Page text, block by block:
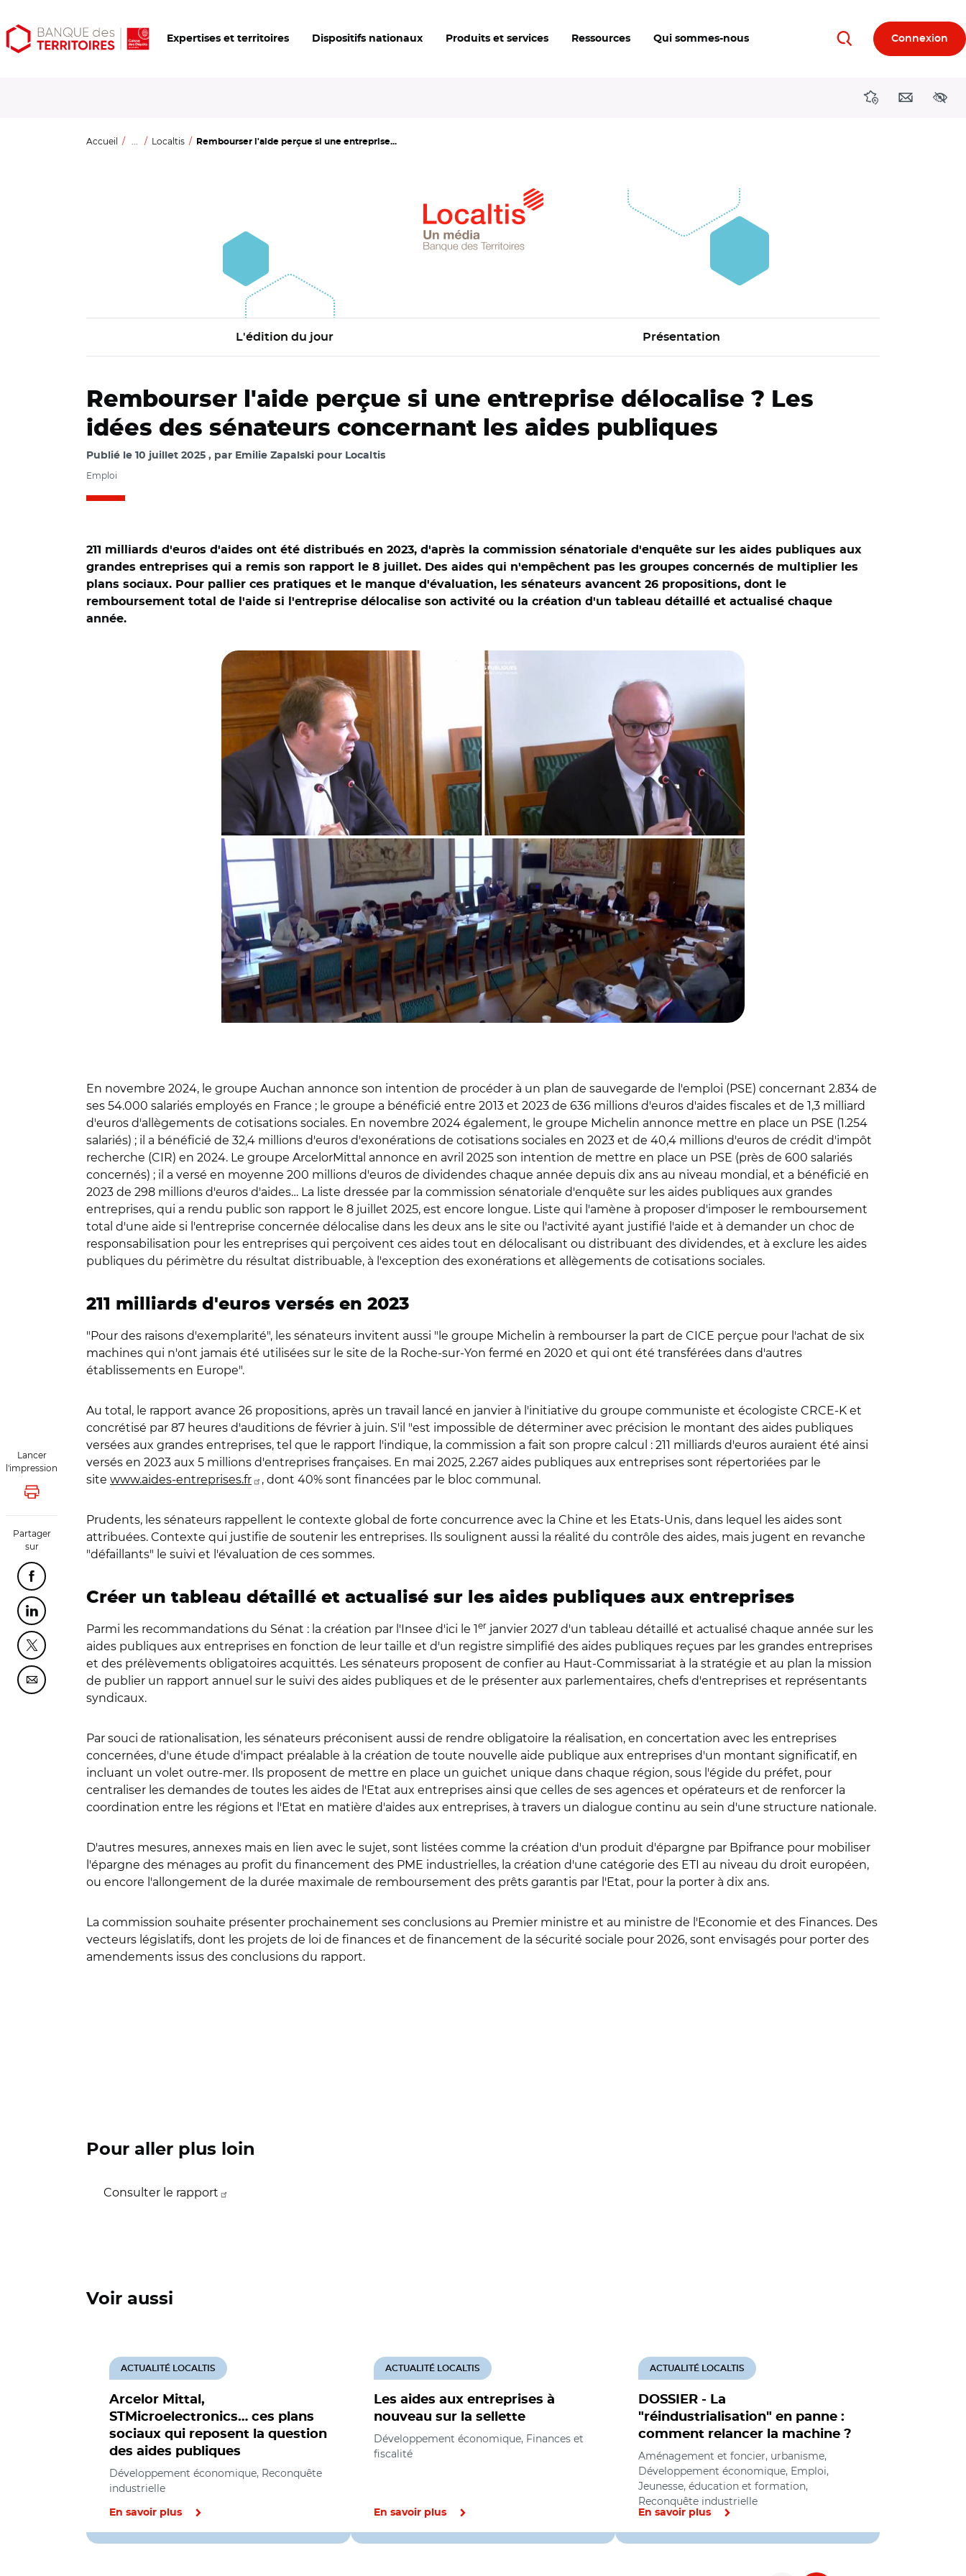
Aller
au
Aller
au
Ouvrir
les
Expertises et territoires Dispositifs nationaux Produits et services Ressources Qui sommes-nous RechercherConnexion
DirectionsContact
Accueil ... Localtis Rembourser l'aide perçue si une entreprise...
L'édition du jour Présentation
Lancer
l'impression
Lancer l'impression
Partager
sur
Partager cette page sur Facebook
Partager cette page sur Linkedin
Partager cette page sur Twitter
Partager cette page sur Courriel
Rembourser l'aide perçue si une entreprise délocalise ? Les
idées des sénateurs concernant les aides publiques
Publié le 10 juillet 2025 par Emilie Zapalski pour Localtis
Emploi
211 milliards d'euros d'aides ont été distribués en 2023, d'après la commission sénatoriale d'enquête sur les aides publiques aux
grandes entreprises qui a remis son rapport le 8 juillet. Des aides qui n'empêchent pas les groupes concernés de multiplier les
plans sociaux. Pour pallier ces pratiques et le manque d'évaluation, les sénateurs avancent 26 propositions, dont le
remboursement total de l'aide si l'entreprise délocalise son activité ou la création d'un tableau détaillé et actualisé chaque
année.
En novembre 2024, le groupe Auchan annonce son intention de procéder à un plan de sauvegarde de l'emploi (PSE) concernant 2.834 de
ses 54.000 salariés employés en France ; le groupe a bénéficié entre 2013 et 2023 de 636 millions d'euros d'aides fiscales et de 1,3 milliard
d'euros d'allègements de cotisations sociales. En novembre 2024 également, le groupe Michelin annonce mettre en place un PSE (1.254
salariés) ; il a bénéficié de 32,4 millions d'euros d'exonérations de cotisations sociales en 2023 et de 40,4 millions d'euros de crédit d'impôt
recherche (CIR) en 2024. Le groupe ArcelorMittal annonce en avril 2025 son intention de mettre en place un PSE (près de 600 salariés
concernés) ; il a versé en moyenne 200 millions d'euros de dividendes chaque année depuis dix ans au niveau mondial, et a bénéficié en
2023 de 298 millions d'euros d'aides… La liste dressée par la commission sénatoriale d'enquête sur les aides publiques aux grandes
entreprises, qui a rendu public son rapport le 8 juillet 2025, est encore longue. Liste qui l'amène à proposer d'imposer le remboursement
total d'une aide si l'entreprise concernée délocalise dans les deux ans le site ou l'activité ayant justifié l'aide et à demander un choc de
responsabilisation pour les entreprises qui perçoivent ces aides tout en délocalisant ou distribuant des dividendes, et à exclure les aides
publiques du périmètre du résultat distribuable, à l'exception des exonérations et allègements de cotisations sociales.
211 milliards d'euros versés en 2023
"Pour des raisons d'exemplarité", les sénateurs invitent aussi "le groupe Michelin à rembourser la part de CICE perçue pour l'achat de six
machines qui n'ont jamais été utilisées sur le site de la Roche-sur-Yon fermé en 2020 et qui ont été transférées dans d'autres
établissements en Europe".
Au total, le rapport avance 26 propositions, après un travail lancé en janvier à l'initiative du groupe communiste et écologiste CRCE-K et
concrétisé par 87 heures d'auditions de février à juin. S'il "est impossible de déterminer avec précision le montant des aides publiques
versées aux grandes entreprises, tel que le rapport l'indique, la commission a fait son propre calcul : 211 milliards d'euros auraient été ainsi
versés en 2023 aux 5 millions d'entreprises françaises. En mai 2025, 2.267 aides publiques aux entreprises sont répertoriées par le
site www.aides-entreprises.fr , dont 40% sont financées par le bloc communal.
Prudents, les sénateurs rappellent le contexte global de forte concurrence avec la Chine et les Etats-Unis, dans lequel les aides sont
attribuées. Contexte qui justifie de soutenir les entreprises. Ils soulignent aussi la réalité du contrôle des aides, mais jugent en revanche
"défaillants" le suivi et l'évaluation de ces sommes.
Créer un tableau détaillé et actualisé sur les aides publiques aux entreprises
Parmi les recommandations du Sénat : la création par l'Insee d'ici le 1er janvier 2027 d'un tableau détaillé et actualisé chaque année sur les
aides publiques aux entreprises en fonction de leur taille et d'un registre simplifié des aides publiques reçues par les grandes entreprises
et des prélèvements obligatoires acquittés. Les sénateurs proposent de confier au Haut-Commissariat à la stratégie et au plan la mission
de publier un rapport annuel sur le suivi des aides publiques et de le présenter aux parlementaires, chefs d'entreprises et représentants
syndicaux.
Par souci de rationalisation, les sénateurs préconisent aussi de rendre obligatoire la réalisation, en concertation avec les entreprises
concernées, d'une étude d'impact préalable à la création de toute nouvelle aide publique aux entreprises d'un montant significatif, en
incluant un volet outre-mer. Ils proposent de mettre en place un guichet unique dans chaque région, sous l'égide du préfet, pour
centraliser les demandes de toutes les aides de l'Etat aux entreprises ainsi que celles de ses agences et opérateurs et de renforcer la
coordination entre les régions et l'Etat en matière d'aides aux entreprises, à travers un dialogue continu au sein d'une structure nationale.
D'autres mesures, annexes mais en lien avec le sujet, sont listées comme la création d'un produit d'épargne par Bpifrance pour mobiliser
l'épargne des ménages au profit du financement des PME industrielles, la création d'une catégorie des ETI au niveau du droit européen,
ou encore l'allongement de la durée maximale de remboursement des prêts garantis par l'Etat, pour la porter à dix ans.
La commission souhaite présenter prochainement ses conclusions au Premier ministre et au ministre de l'Economie et des Finances. Des
vecteurs législatifs, dont les projets de loi de finances et de financement de la sécurité sociale pour 2026, sont envisagés pour porter des
amendements issus des conclusions du rapport.
Pour aller plus loin
Consulter le rapport
Voir aussi
Arcelor Mittal,
STMicroelectronics… ces plans
sociaux qui reposent la question
des aides publiques
ACTUALITÉ LOCALTIS
Développement économique, Reconquête
industrielle
En savoir plus
Les aides aux entreprises à
nouveau sur la sellette
ACTUALITÉ LOCALTIS
Développement économique, Finances et
fiscalité
En savoir plus
DOSSIER - La
"réindustrialisation" en panne :
comment relancer la machine ?
ACTUALITÉ LOCALTIS
Aménagement et foncier, urbanisme,
Développement économique, Emploi,
Jeunesse, éducation et formation,
Reconquête industrielle
En savoir plus